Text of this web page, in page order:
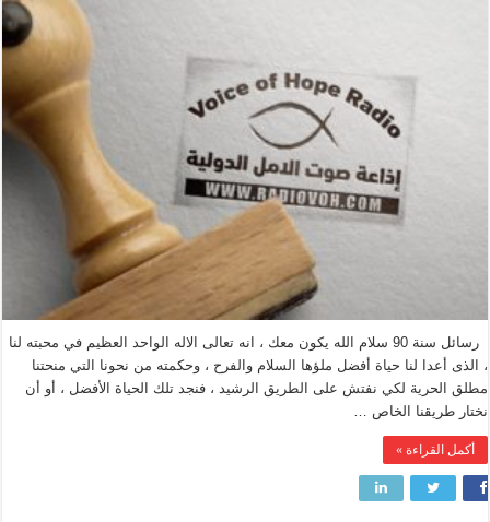
رسائل سنة 90 سلام الله يكون معك ، انه تعالى الاله الواحد العظيم في محبته لنا
، الذى أعدا لنا حياة أفضل ملؤها السلام والفرح ، وحكمته من نحونا التي منحتنا
مطلق الحرية لكي نفتش على الطريق الرشيد ، فنجد تلك الحياة الأفضل ، أو أن
نختار طريقنا الخاص …
أكمل القراءة »